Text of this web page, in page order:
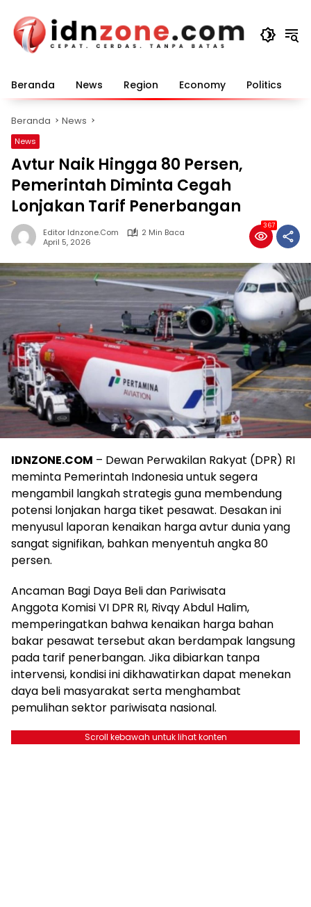
konten
Beranda News Region Economy Politics
Beranda News
News
Avtur Naik Hingga 80 Persen,
Pemerintah Diminta Cegah
Lonjakan Tarif Penerbangan
Editor Idnzone.com
2 Min Baca
April 5, 2026
367
IDNZONE.COM – Dewan Perwakilan Rakyat (DPR) RI
meminta Pemerintah Indonesia untuk segera
mengambil langkah strategis guna membendung
potensi lonjakan harga tiket pesawat. Desakan ini
menyusul laporan kenaikan harga avtur dunia yang
sangat signifikan, bahkan menyentuh angka 80
persen.
Ancaman Bagi Daya Beli dan Pariwisata
Anggota Komisi VI DPR RI, Rivqy Abdul Halim,
memperingatkan bahwa kenaikan harga bahan
bakar pesawat tersebut akan berdampak langsung
pada tarif penerbangan. Jika dibiarkan tanpa
intervensi, kondisi ini dikhawatirkan dapat menekan
daya beli masyarakat serta menghambat
pemulihan sektor pariwisata nasional.
Scroll kebawah untuk lihat konten